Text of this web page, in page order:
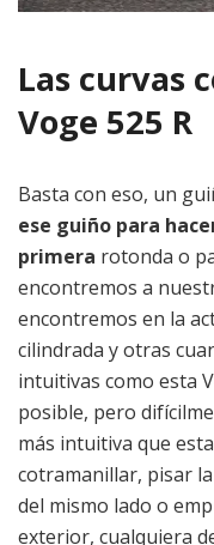
Las curvas
Voge 525 R
Basta con eso, un
ese guiño para
primera rotonda o
encontremos a
encontremos en la
cilindrada y otras
intuitivas como esta
posible, pero
más intuitiva que
cotramanillar, pisar
del mismo lado o
exterior, cualquiera